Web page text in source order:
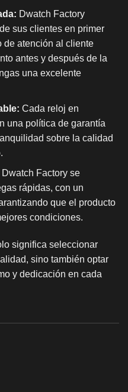
Dwatch Factory
sus clientes en primer
de atención al cliente
antes y después de la
una excelente
Cada reloj en
una política de garantía
sobre la calidad
Dwatch Factory se
rápidas, con un
que el producto
condiciones.
significa seleccionar
sino también optar
y dedicación en cada